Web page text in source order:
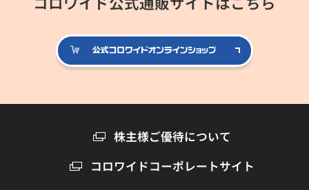
公式コロ
株主様ご優待について
コロワイドコーポレートサイト